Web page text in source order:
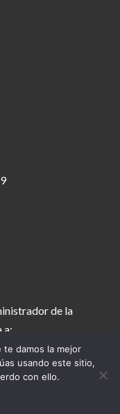
de la
a:
te damos la mejor
usando este sitio,
con ello.